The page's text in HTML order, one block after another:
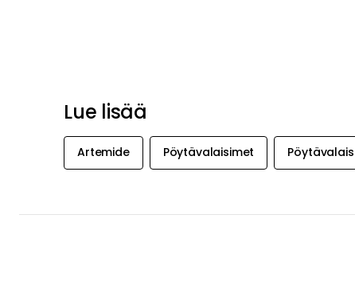
Lue lisää
Artemide Pöytävalaisimet